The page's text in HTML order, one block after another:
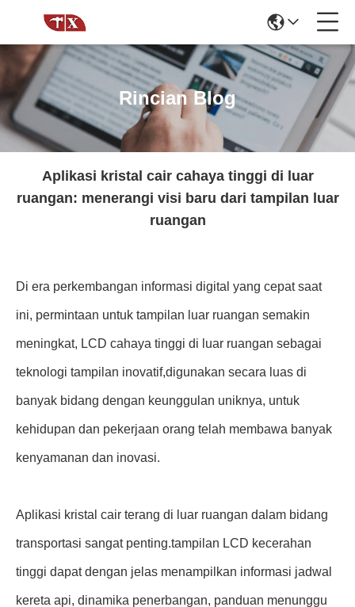
Rincian Blog
Aplikasi kristal cair cahaya tinggi di luar
ruangan: menerangi visi baru dari tampilan luar
ruangan
Di era perkembangan informasi digital yang cepat saat
ini, permintaan untuk tampilan luar ruangan semakin
meningkat, LCD cahaya tinggi di luar ruangan sebagai
teknologi tampilan inovatif,digunakan secara luas di
banyak bidang dengan keunggulan uniknya, untuk
kehidupan dan pekerjaan orang telah membawa banyak
kenyamanan dan inovasi.
Aplikasi kristal cair terang di luar ruangan dalam bidang
transportasi sangat penting.tampilan LCD kecerahan
tinggi dapat dengan jelas menampilkan informasi jadwal
kereta api, dinamika penerbangan, panduan menunggu